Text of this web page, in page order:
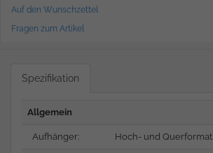
Auf den Wunschzettel
Fragen zum Artikel
Spezifikation
Allgemein
Aufhänger: Hoch- und Querformat